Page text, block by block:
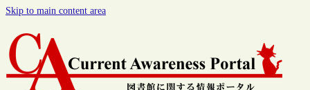
Skip to main content area